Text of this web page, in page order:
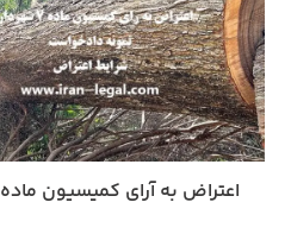
اعتراض به آرای کمیسیون ماده ۷ شهرداری